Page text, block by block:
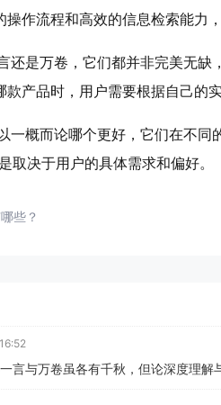
作流程和高效的信息检索能力
还是万卷，它们都并非完美无
产品时，用户需要根据自己的
一概而论哪个更好，它们在不
取决于用户的具体需求和偏好。
些？
言与万卷虽各有千秋，但论深度理解